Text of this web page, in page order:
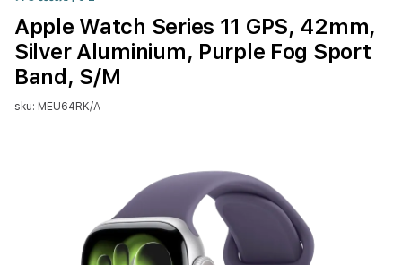
Apple Watch Series 11 GPS, 42mm,
Silver Aluminium, Purple Fog Sport
Band, S/M
sku: MEU64RK/A